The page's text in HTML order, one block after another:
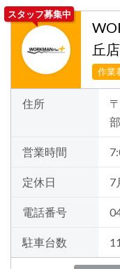
スタッフ募集中
丘店
作業
住所
営業時間
定休日 7
電話番号
駐車台数